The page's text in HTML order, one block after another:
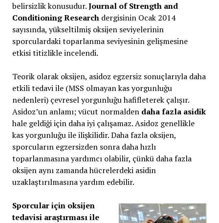
belirsizlik konusudur.Journal of Strength and
Conditioning Researchdergisinin Ocak 2014
sayısında, yükseltilmiş oksijen seviyelerinin
sporculardaki toparlanma seviyesinin gelişmesine
etkisi titizlikle incelendi.
Teorik olarak oksijen, asidoz egzersiz sonuçlarıyla daha
etkili tedavi ile (MSS olmayan kas yorgunluğu
nedenleri) çevresel yorgunluğu hafifleterek çalışır.
Asidoz’un anlamı; vücut normalden daha fazla asidik
hale geldiği için daha iyi çalışamaz. Asidoz genellikle
kas yorgunluğu ile ilişkilidir. Daha fazla oksijen,
sporcuların egzersizden sonra daha hızlı
toparlanmasına yardımcı olabilir, çünkü daha fazla
oksijen aynı zamanda hücrelerdeki asidin
uzaklaştırılmasına yardım edebilir.
Sporcular için oksijen
tedavisi araştırması ile